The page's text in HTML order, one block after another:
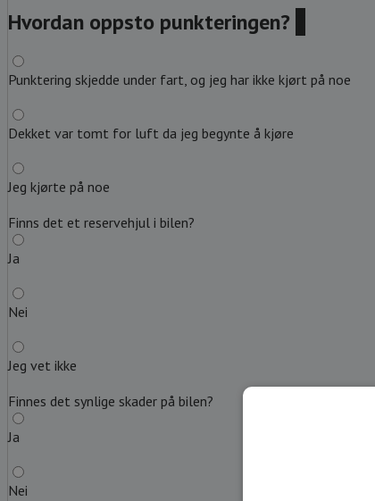
Hvordan oppsto punkteringen?
Punktering skjedde under fart, og jeg har ikke kjørt på noe
Dekket var tomt for luft da jeg begynte å kjøre
Jeg kjørte på noe
Finns det et reservehjul i bilen?
Ja
Nei
Jeg vet ikke
Finnes det synlige skader på bilen?
Ja
Nei